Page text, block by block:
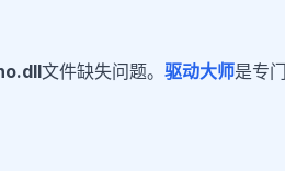
文件缺失问题。 驱动大师是专